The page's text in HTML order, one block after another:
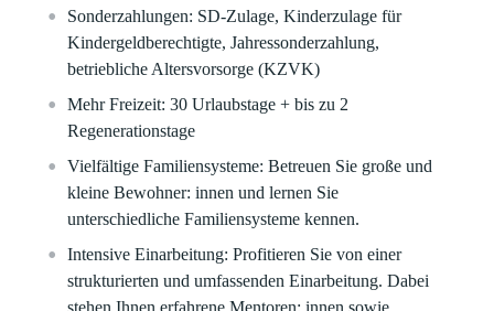
Sonderzahlungen: SD-Zulage,Kinderzulage für
Kindergeldberechtigte, Jahressonderzahlung,
betriebliche Altersvorsorge (KZVK)
Mehr Freizeit:30 Urlaubstage + bis zu 2
Regenerationstage
Vielfältige Familiensysteme: Betreuen Sie große und
kleine Bewohner: innen und lernen Sie
unterschiedliche Familiensysteme kennen.
Intensive Einarbeitung: Profitieren Sie von einer
strukturierten und umfassenden Einarbeitung. Dabei
stehen Ihnen erfahrene Mentoren: innen sowie